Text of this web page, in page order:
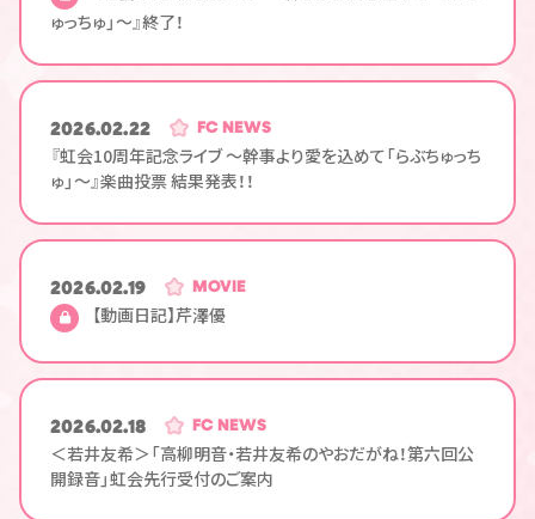
ゅっちゅ」～』終了！
2026.02.22
FC NEWS
『虹会10周年記念ライブ ～幹事より愛を込めて「らぶちゅっち
ゅ」～』楽曲投票 結果発表！！
2026.02.19
MOVIE
【動画日記】芹澤優
2026.02.18
FC NEWS
＜若井友希＞「高柳明音・若井友希のやおだがね！第六回公
開録音」虹会先行受付のご案内